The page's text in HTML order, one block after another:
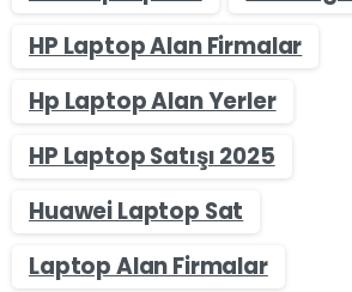
HP Laptop Alan Firmalar
Hp Laptop Alan Yerler
HP Laptop Satışı 2025
Huawei Laptop Sat
Laptop Alan Firmalar